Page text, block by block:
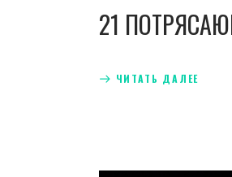
21
ЧИТАТЬ ДАЛЕЕ